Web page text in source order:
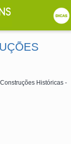
Históricas -